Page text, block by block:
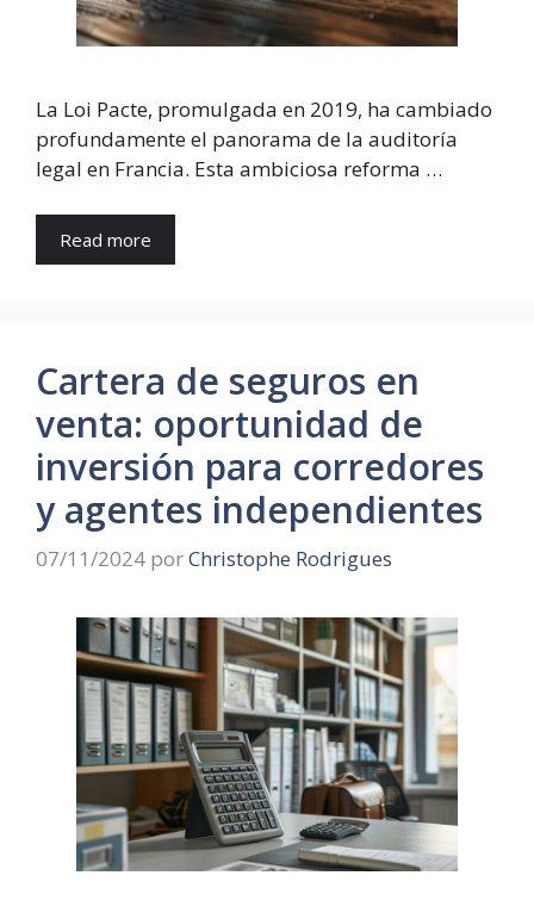
La Loi Pacte, promulgada en 2019, ha cambiado
profundamente el panorama de la auditoría
legal en Francia. Esta ambiciosa reforma …
Read more
Cartera de seguros en
venta: oportunidad de
inversión para corredores
y agentes independientes
07/11/2024 porChristophe Rodrigues